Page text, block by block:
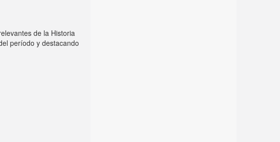
de la Historia
período y destacando